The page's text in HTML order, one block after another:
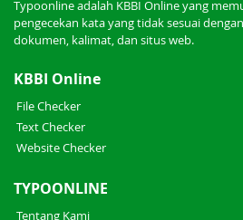
Typoonline adalah KBBI Online yang
pengecekan kata yang tidak sesuai
dokumen, kalimat, dan situs web.
KBBI Online
File Checker
Text Checker
Website Checker
TYPOONLINE
Tentang Kami